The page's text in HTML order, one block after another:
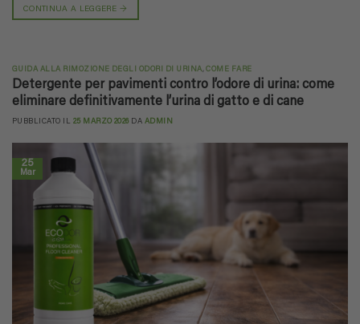
CONTINUA A LEGGERE→
GUIDA ALLA RIMOZIONE DEGLI ODORI DI URINA,COME FARE
Detergente per pavimenti contro l’odore di urina: come
eliminare definitivamente l’urina di gatto e di cane
PUBBLICATO IL 25 MARZO 2026 DA ADMIN
25
Mar